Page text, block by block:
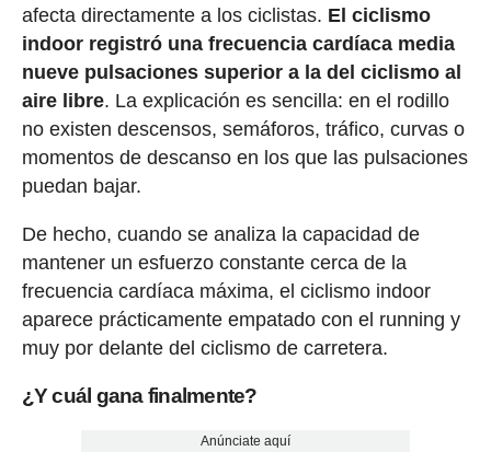
afecta directamente a los ciclistas. El ciclismo
indoor registró una frecuencia cardíaca media
nueve pulsaciones superior a la del ciclismo al
aire libre. La explicación es sencilla: en el rodillo
no existen descensos, semáforos, tráfico, curvas o
momentos de descanso en los que las pulsaciones
puedan bajar.
De hecho, cuando se analiza la capacidad de
mantener un esfuerzo constante cerca de la
frecuencia cardíaca máxima, el ciclismo indoor
aparece prácticamente empatado con el running y
muy por delante del ciclismo de carretera.
¿Y cuál gana finalmente?
Anúnciate aquí